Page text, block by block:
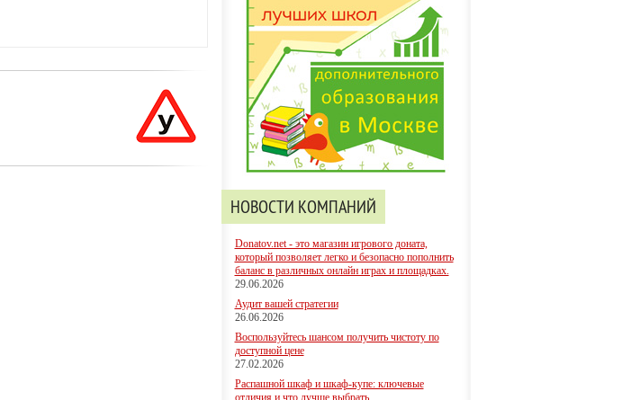
НОВОСТИ КОМПАНИЙ
Donatov.net - это магазин игрового доната,
который позволяет легко и безопасно пополнить
баланс в различных онлайн играх и площадках.
29.06.2026
Аудит вашей стратегии
26.06.2026
Воспользуйтесь шансом получить чистоту по
доступной цене
27.02.2026
Распашной шкаф и шкаф-купе: ключевые
отличия и что лучше выбрать